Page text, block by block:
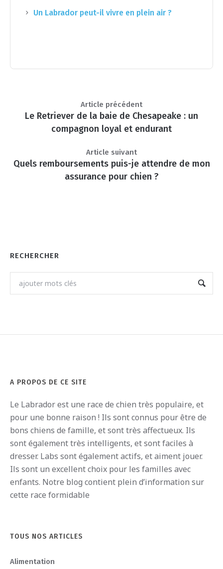
Un Labrador peut-il vivre en plein air ?
Le Retriever de la baie de Chesapeake : un
compagnon loyal et endurant
Article précédent
Quels remboursements puis-je attendre de mon
assurance pour chien ?
Article suivant
RECHERCHER
A PROPOS DE CE SITE
Le Labradorest une race de chien très populaire, et
pour une bonne raison ! Ils sontconnus pourêtre de
bons chiens de famille, etsonttrès affectueux. Ils
sontégalementtrès intelligents, etsontfaciles à
dresser. Labs sontégalementactifs, etaiment jouer.
Ils sont un excellentchoix pour les familles avec
enfants. Notre blog contient plein d’information sur
cette race formidable
TOUS NOS ARTICLES
Alimentation